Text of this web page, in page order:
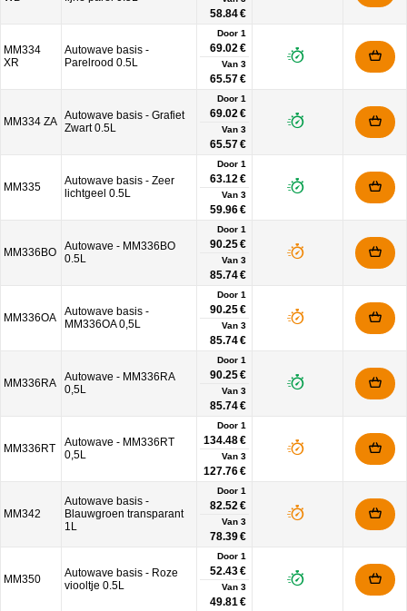
58.84 €
MM334
XR
Autowave basis -
Parelrood 0.5L
Door 1
69.02 €
Van 3
65.57 €
MM334 ZA Autowave basis - Grafiet
Zwart 0.5L
Door 1
69.02 €
Van 3
65.57 €
MM335
Autowave basis - Zeer
lichtgeel 0.5L
Door 1
63.12 €
Van 3
59.96 €
MM336BO
Autowave - MM336BO
0.5L
Door 1
90.25 €
Van 3
85.74 €
MM336OA
Autowave basis -
MM336OA 0,5L
Door 1
90.25 €
Van 3
85.74 €
MM336RA
Autowave - MM336RA
0,5L
Door 1
90.25 €
Van 3
85.74 €
MM336RT
Autowave - MM336RT
0,5L
Door 1
134.48 €
Van 3
127.76 €
MM342
Autowave basis -
Blauwgroen transparant
1L
Door 1
82.52 €
Van 3
78.39 €
MM350
Autowave basis - Roze
viooltje 0.5L
Door 1
52.43 €
Van 3
49.81 €